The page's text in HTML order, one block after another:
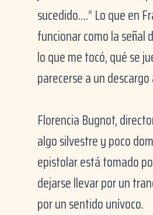
sucedido….” Lo que en
funcionar como la señal
lo que me tocó, qué se
parecerse a un
Florencia Bugnot,
algo silvestre y poco
epistolar está tomado
dejarse llevar por un
por un sentido unívoco.